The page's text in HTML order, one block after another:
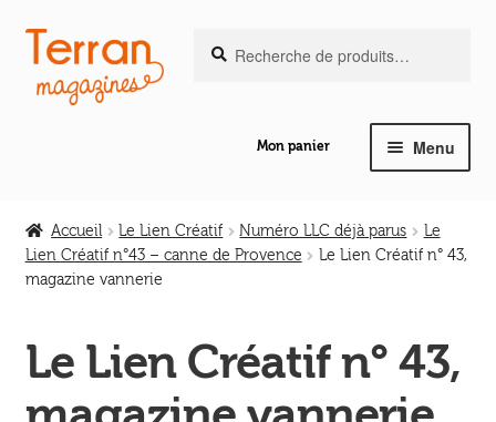
Aller
la
Aller
au
contenu
pour :
Mon panier Menu
le
menu
Abeilles en liberté
enfant
Les ouvrages
Ouvrir
le
Accueil Le Lien Créatif Numéro LLC déjà parus
Le
Lien Créatif n°43 – canne de Provence
Le Lien Créatif n° 43,
magazine vannerie
Le Lien Créatif n° 43,